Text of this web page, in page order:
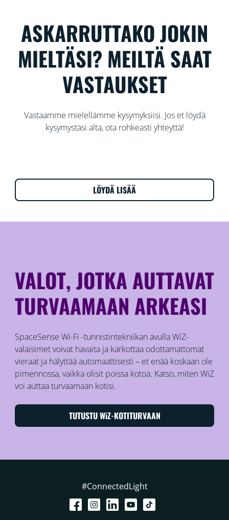
ASKARRUTTAKO JOKIN
MIELTÄSI? MEILTÄ SAAT
VASTAUKSET
Vastaamme mielellämme kysymyksiisi. Jos et löydä
kysymystäsi alta, ota rohkeasti yhteyttä!
LÖYDÄ LISÄÄ
VALOT, JOTKA AUTTAVAT
TURVAAMAAN ARKEASI
SpaceSense Wi-Fi -tunnistintekniikan avulla WiZ-
valaisimet voivat havaita ja karkottaa odottamattomat
vieraat ja hälyttää automaattisesti – et enää koskaan ole
pimennossa, vaikka olisit poissa kotoa. Katso, miten WiZ
voi auttaa turvaamaan kotisi.
TUTUSTU WiZ-KOTITURVAAN
#ConnectedLight